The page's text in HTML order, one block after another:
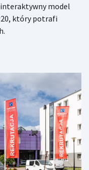
model
który potrafi